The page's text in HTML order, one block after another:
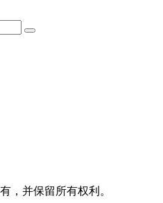
，并保留所有权利。